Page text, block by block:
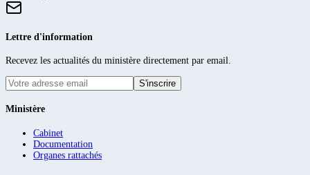
Lettre d'information
Recevez les actualités du ministère directement par email.
S'inscrire
Ministère
Cabinet
Documentation
Organes rattachés